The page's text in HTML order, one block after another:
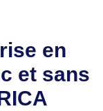
en
et sans